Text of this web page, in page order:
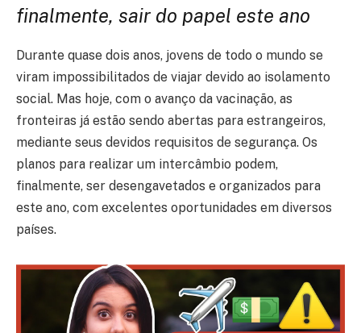
finalmente, sair do papel este ano
Durante quase dois anos, jovens de todo o mundo se
viram impossibilitados de viajar devido ao isolamento
social. Mas hoje, com o avanço da vacinação, as
fronteiras já estão sendo abertas para estrangeiros,
mediante seus devidos requisitos de segurança. Os
planos para realizar um intercâmbio podem,
finalmente, ser desengavetados e organizados para
este ano, com excelentes oportunidades em diversos
países.